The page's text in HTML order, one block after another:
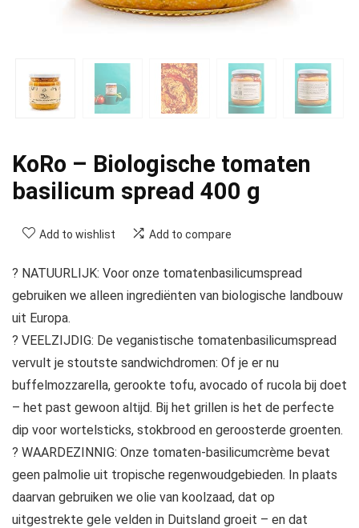
KoRo – Biologische tomaten
basilicum spread 400 g
Add to wishlist Add to compare
? NATUURLIJK: Voor onze tomatenbasilicumspread
gebruiken we alleen ingrediënten van biologische landbouw
uit Europa.
? VEELZIJDIG: De veganistische tomatenbasilicumspread
vervult je stoutste sandwichdromen: Of je er nu
buffelmozzarella, gerookte tofu, avocado of rucola bij doet
– het past gewoon altijd. Bij het grillen is het de perfecte
dip voor wortelsticks, stokbrood en geroosterde groenten.
? WAARDEZINNIG: Onze tomaten-basilicumcrème bevat
geen palmolie uit tropische regenwoudgebieden. In plaats
daarvan gebruiken we olie van koolzaad, dat op
uitgestrekte gele velden in Duitsland groeit – en dat